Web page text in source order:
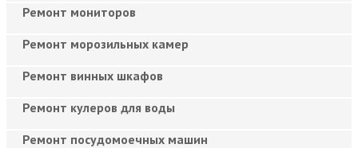
Ремонт мониторов
Ремонт морозильных камер
Ремонт винных шкафов
Ремонт кулеров для воды
Ремонт посудомоечных машин